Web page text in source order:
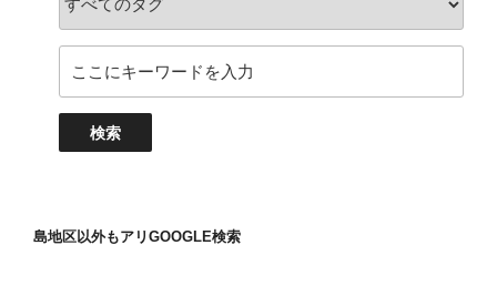
島地区以外もアリGOOGLE検索